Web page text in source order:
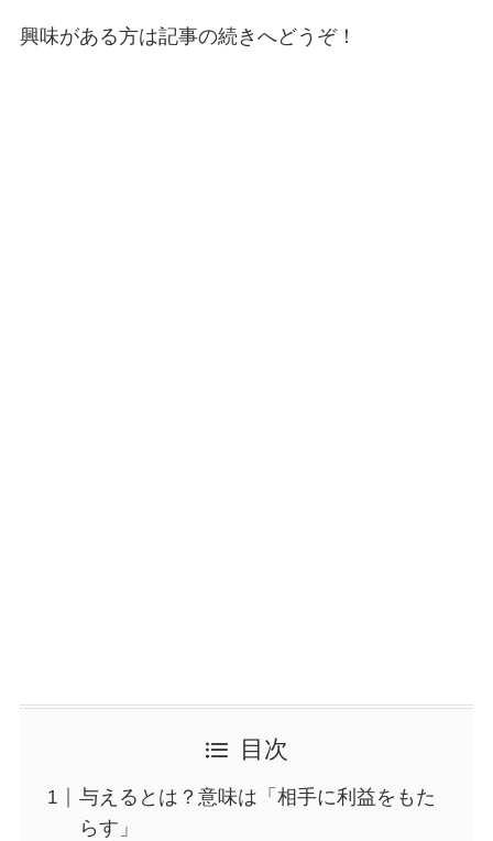
興味がある方は記事の続きへどうぞ！
目次
与えるとは？意味は「相手に利益をもた
らす」